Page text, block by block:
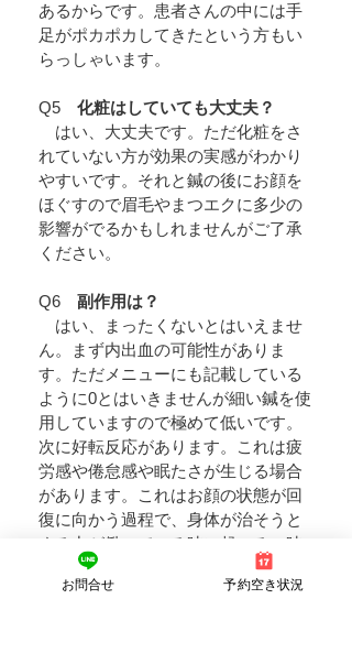
あるからです。患者さんの中には手
足がポカポカしてきたという方もい
らっしゃいます。
Q5 化粧はしていても大丈夫？
はい、大丈夫です。ただ化粧をさ
れていない方が効果の実感がわかり
やすいです。それと鍼の後にお顔を
ほぐすので眉毛やまつエクに多少の
影響がでるかもしれません​がご了承
ください。
Q6 副作用は？
はい、まったくないとはいえませ
ん。まず内出血の可能性がありま
す。ただメニューにも記載している
ように0とはいきませんが細い鍼を使
用していますので極めて低いです。
次に好転反応があります。これは疲
労感や倦怠感や眠たさが生じる場合
があります。これはお顔の状態が回
復に向かう過程で、身体が治そうと
する力が働いている時に起こる一時
的な反応なのです。
起きた場合はゆっくりしていただい
お問合せ 予約空き状況